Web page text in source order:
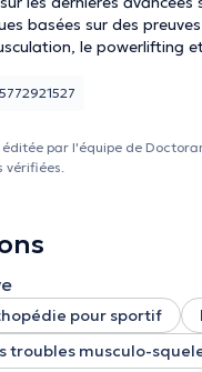
basées sur des
le powerlifting
de prévention ou de
et leurs résultats sur
par l'équipe de
vérifiées.
pour sportif
troubles musculo-